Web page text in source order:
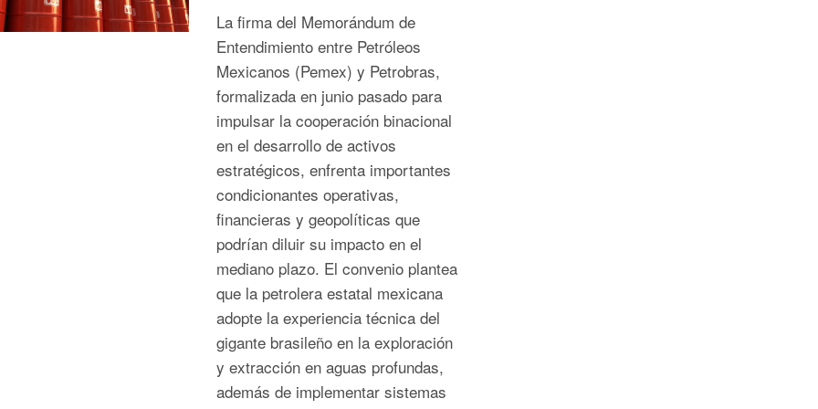
La firma del Memorándum de
Entendimiento entre Petróleos
Mexicanos (Pemex) y Petrobras,
formalizada en junio pasado para
impulsar la cooperación binacional
en el desarrollo de activos
estratégicos, enfrenta importantes
condicionantes operativas,
financieras y geopolíticas que
podrían diluir su impacto en el
mediano plazo. El convenio plantea
que la petrolera estatal mexicana
adopte la experiencia técnica del
gigante brasileño en la exploración
y extracción en aguas profundas,
además de implementar sistemas